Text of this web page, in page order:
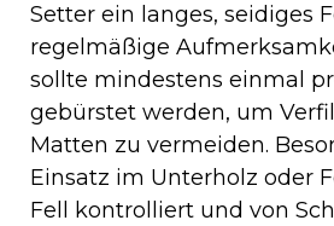
Setter ein langes, seidiges
regelmäßige
sollte mindestens einmal
gebürstet werden, um
Matten zu vermeiden.
Einsatz im Unterholz oder
Fell kontrolliert und von